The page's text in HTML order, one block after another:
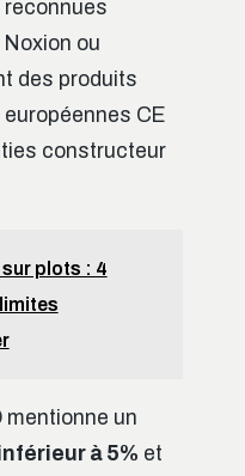
reconnues
ou
des produits
CE
constructeur
plots : 4
mentionne un
à 5% et